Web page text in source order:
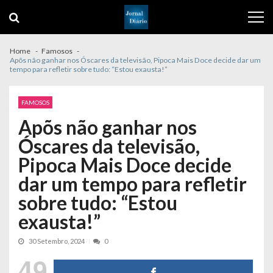
navigation
content
Home
Famosos
Apõs não ganhar nos Óscares da televisão, Pipoca Mais Doce decide dar um
tempo para refletir sobre tudo: “Estou exausta!”
FAMOSOS
Apõs não ganhar nos
Óscares da televisão,
Pipoca Mais Doce decide
dar um tempo para refletir
sobre tudo: “Estou
exausta!”
30 Setembro, 2024 0